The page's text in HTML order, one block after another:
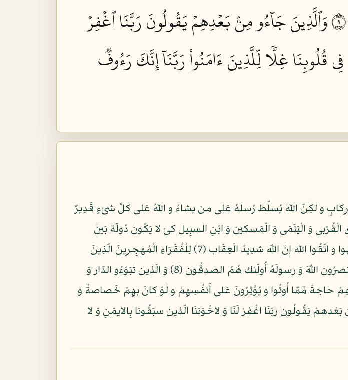
وَٱلَّذِينَ جَآءُو مِنۢ بَعۡدِهِمۡ يَقُولُونَ رَبَّنَا ٱغۡفِرۡ
قُلُوبِنَا غِلّٗا لِّلَّذِينَ ءَامَنُواْ رَبَّنَآ إِنَّكَ رَءُوفٞ
وَ لَكِنّ اللّهَ يُسلِّط رُسلَهُ عَلى مَن يَشاءُ وَ اللّهُ عَلى كلِّ شىْءٍ قَدِيرٌ
وَ الْيَتَمَى وَ الْمَسكِينِ وَ ابْنِ السبِيلِ كىْ لا يَكُونَ دُولَةَ بَينَ
الأَغْنِيَاءِ مِنكُمْ وَ مَا ءَاتَاكُمُ الرّسولُ فَخُذُوهُ وَ مَا نهَاكُمْ عَنْهُ فَانْتَهُوا وَ اتّقُوا اللّهَ إِنّ اللّهَ شدِيدُ الْعِقَابِ (7) لِلْفُقَرَاءِ الْمُهَجِرِينَ الّذِينَ
أُخْرِجُوا مِن دِيَرِهِمْ وَ أَمْوَلِهِمْ يَبْتَغُونَ فَضلاً مِّنَ اللّهِ وَ رِضوَناً وَ يَنصرُونَ اللّهَ وَ رَسولَهُ أُولَئك هُمُ الصدِقُونَ (8) وَ الّذِينَ تَبَوّءُو الدّارَ وَ
حَاجَةً مِّمّا أُوتُوا وَ يُؤْثِرُونَ عَلى أَنفُسِهِمْ وَ لَوْ كانَ بهِمْ خَصاصةٌ وَ
(9) وَ الّذِينَ جَاءُو مِن بَعْدِهِمْ يَقُولُونَ رَبّنَا اغْفِرْ لَنَا وَ لاخْوَنِنَا الّذِينَ سبَقُونَا بِالايمَنِ وَ لا